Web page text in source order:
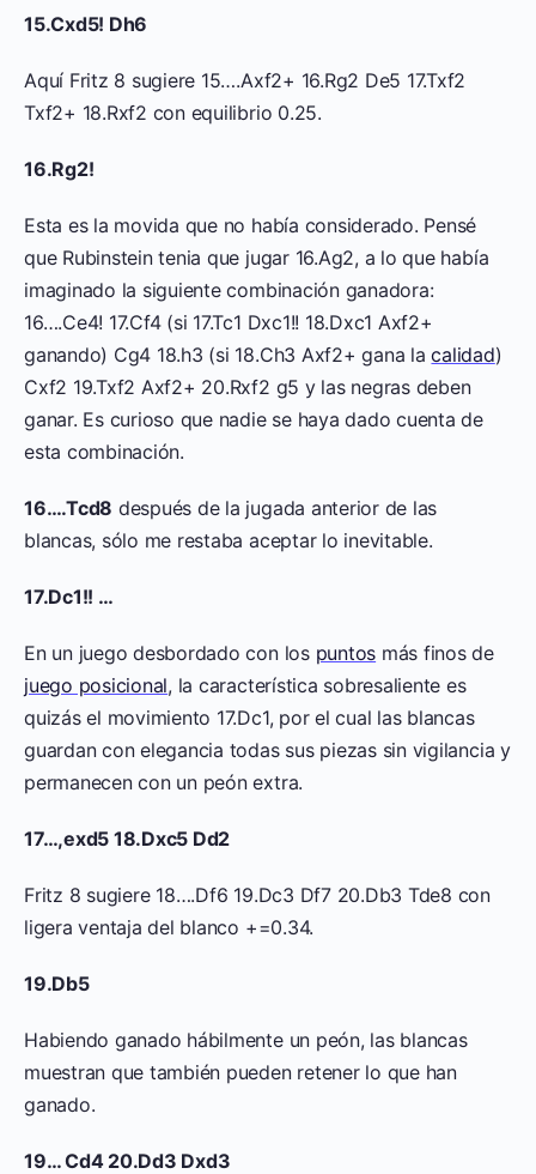
15.Cxd5! Dh6
Aquí Fritz 8 sugiere 15….Axf2+ 16.Rg2 De5 17.Txf2
Txf2+ 18.Rxf2 con equilibrio 0.25.
16.Rg2!
Esta es la movida que no había considerado. Pensé
que Rubinstein tenia que jugar 16.Ag2, a lo que había
imaginado la siguiente combinación ganadora:
16….Ce4! 17.Cf4 (si 17.Tc1 Dxc1!! 18.Dxc1 Axf2+
ganando) Cg4 18.h3 (si 18.Ch3 Axf2+ gana lacalidad)
Cxf2 19.Txf2 Axf2+ 20.Rxf2 g5 y las negras deben
ganar. Es curioso que nadie se haya dado cuenta de
esta combinación.
16….Tcd8 después de la jugada anterior de las
blancas, sólo me restaba aceptar lo inevitable.
17.Dc1!! …
En un juego desbordado con los puntos más finos de
juego posicional, la característica sobresaliente es
quizás el movimiento 17.Dc1, por el cual las blancas
guardan con elegancia todas sus piezas sin vigilancia y
permanecen con un peón extra.
17…,exd5 18.Dxc5 Dd2
Fritz 8 sugiere 18….Df6 19.Dc3 Df7 20.Db3 Tde8 con
ligera ventaja del blanco +=0.34.
19.Db5
Habiendo ganado hábilmente un peón, las blancas
muestran que también pueden retener lo que han
ganado.
19… Cd4 20.Dd3 Dxd3